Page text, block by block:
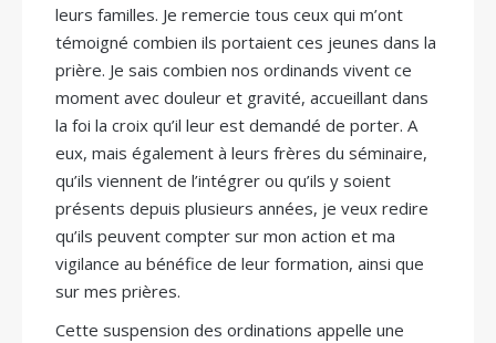
leurs familles. Je remercie tous ceux qui m’ont
témoigné combien ils portaient ces jeunes dans la
prière. Je sais combien nos ordinands vivent ce
moment avec douleur et gravité, accueillant dans
la foi la croix qu’il leur est demandé de porter. A
eux, mais également à leurs frères du séminaire,
qu’ils viennent de l’intégrer ou qu’ils y soient
présents depuis plusieurs années, je veux redire
qu’ils peuvent compter sur mon action et ma
vigilance au bénéfice de leur formation, ainsi que
sur mes prières.
Cette suspension des ordinations appelle une